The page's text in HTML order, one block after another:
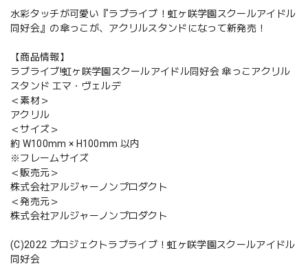
水彩タッチが可愛い『ラブライブ！虹ヶ咲学園スクールアイドル
同好会』の傘っこが、アクリルスタンドになって新発売！
【商品情報】
ラブライブ!虹ヶ咲学園スクールアイドル同好会 傘っこアクリル
スタンド エマ・ヴェルデ
＜素材＞
アクリル
＜サイズ＞
約 W100mm × H100mm 以内
※フレームサイズ
＜販売元＞
株式会社アルジャーノンプロダクト
＜発売元＞
株式会社アルジャーノンプロダクト
(C)2022 プロジェクトラブライブ！虹ヶ咲学園スクールアイドル
同好会